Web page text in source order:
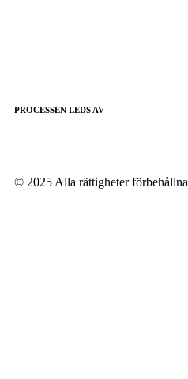
PROCESSEN LEDS AV
© 2025 Alla rättigheter förbehållna